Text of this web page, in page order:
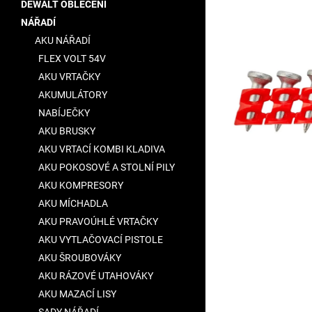
DEWALT OBLEČENÍ
NÁŘADÍ
AKU NÁŘADÍ
FLEX VOLT 54V
AKU VRTAČKY
AKUMULÁTORY
NABÍJEČKY
AKU BRUSKY
AKU VRTACÍ KOMBI KLADIVA
AKU POKOSOVÉ A STOLNÍ PILY
AKU KOMPRESORY
AKU MÍCHADLA
AKU PRAVOÚHLÉ VRTAČKY
AKU VYTLAČOVACÍ PISTOLE
AKU ŠROUBOVÁKY
AKU RÁZOVÉ UTAHOVÁKY
AKU MAZACÍ LISY